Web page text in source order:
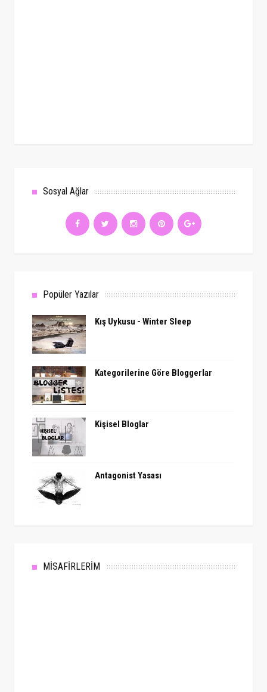
Sosyal Ağlar
Popüler Yazılar
Kış Uykusu - Winter Sleep
Kategorilerine Göre Bloggerlar
Kişisel Bloglar
Antagonist Yasası
MİSAFİRLERİM